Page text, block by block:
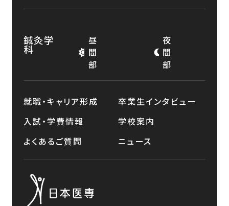
鍼灸学
科
昼
間
部
夜
間
部
就職・キャリア形成
卒業生インタビュー
入試・学費情報
学校案内
よくあるご質問
ニュース